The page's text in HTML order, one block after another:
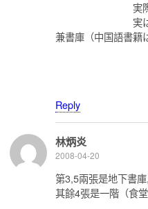
実際はもっ
実は地下に
兼書庫（中国語書籍
Reply
林炳炎
2008-04-20
第3,5兩張是地下書
其餘4張是一階（食